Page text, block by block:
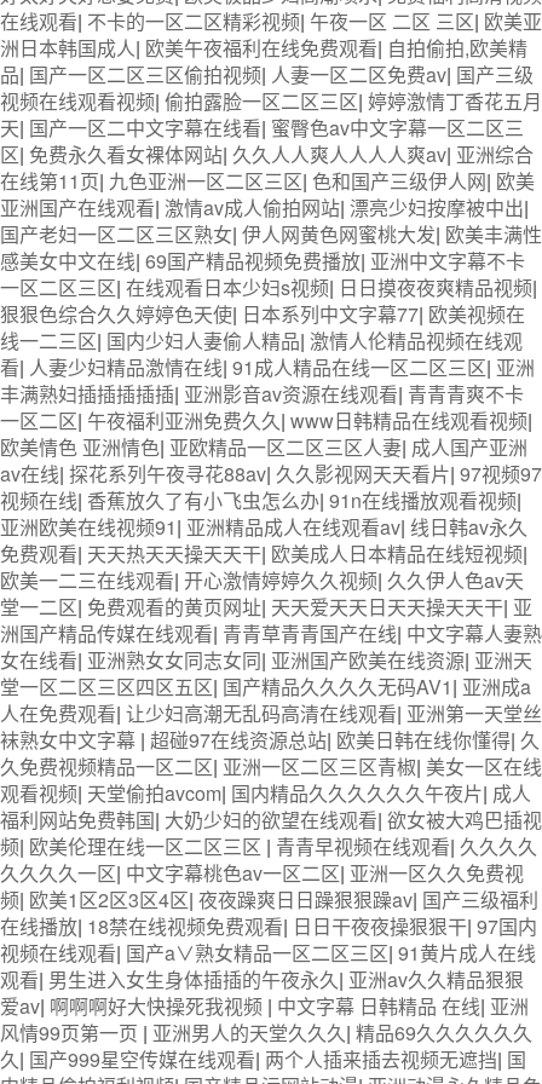
在线观看| 不卡的一区二区精彩视频| 午夜一区 二区 三区| 欧美亚
洲日本韩国成人| 欧美午夜福利在线免费观看| 自拍偷拍,欧美精
品| 国产一区二区三区偷拍视频| 人妻一区二区免费av| 国产三级
视频在线观看视频| 偷拍露脸一区二区三区| 婷婷激情丁香花五月
天| 国产一区二中文字幕在线看| 蜜臀色av中文字幕一区二区三
区| 免费永久看女裸体网站| 久久人人爽人人人人爽av| 亚洲综合
在线第11页| 九色亚洲一区二区三区| 色和国产三级伊人网| 欧美
亚洲国产在线观看| 激情av成人偷拍网站| 漂亮少妇按摩被中出|
国产老妇一区二区三区熟女| 伊人网黄色网蜜桃大发| 欧美丰满性
感美女中文在线| 69国产精品视频免费播放| 亚洲中文字幕不卡
一区二区三区| 在线观看日本少妇s视频| 日日摸夜夜爽精品视频|
狠狠色综合久久婷婷色天使| 日本系列中文字幕77| 欧美视频在
线一二三区| 国内少妇人妻偷人精品| 激情人伦精品视频在线观
看| 人妻少妇精品激情在线| 91成人精品在线一区二区三区| 亚洲
丰满熟妇插插插插插| 亚洲影音av资源在线观看| 青青青爽不卡
一区二区| 午夜福利亚洲免费久久| www日韩精品在线观看视频|
欧美情色 亚洲情色| 亚欧精品一区二区三区人妻| 成人国产亚洲
av在线| 探花系列午夜寻花88av| 久久影视网天天看片| 97视频97
视频在线| 香蕉放久了有小飞虫怎么办| 91n在线播放观看视频|
亚洲欧美在线视频91| 亚洲精品成人在线观看av| 线日韩av永久
免费观看| 天天热天天操天天干| 欧美成人日本精品在线短视频|
欧美一二三在线观看| 开心激情婷婷久久视频| 久久伊人色av天
堂一二区| 免费观看的黄页网址| 天天爱天天日天天操天天干| 亚
洲国产精品传媒在线观看| 青青草青青国产在线| 中文字幕人妻熟
女在线看| 亚洲熟女女同志女同| 亚洲国产欧美在线资源| 亚洲天
堂一区二区三区四区五区| 国产精品久久久久无码AV1| 亚洲成a
人在免费观看| 让少妇高潮无乱码高清在线观看| 亚洲第一天堂丝
袜熟女中文字幕 | 超碰97在线资源总站| 欧美日韩在线你懂得| 久
久免费视频精品一区二区| 亚洲一区二区三区青椒| 美女一区在线
观看视频| 天堂偷拍avcom| 国内精品久久久久久久午夜片| 成人
福利网站免费韩国| 大奶少妇的欲望在线观看| 欲女被大鸡巴插视
频| 欧美伦理在线一区二区三区 | 青青早视频在线观看| 久久久久
久久久久一区| 中文字幕桃色av一区二区| 亚洲一区久久免费视
频| 欧美1区2区3区4区| 夜夜躁爽日日躁狠狠躁av| 国产三级福利
在线播放| 18禁在线视频免费观看| 日日干夜夜操狠狠干| 97国内
视频在线观看| 国产a∨熟女精品一区二区三区| 91黄片成人在线
观看| 男生进入女生身体插插的午夜永久| 亚洲av久久精品狠狠
爱av| 啊啊啊好大快操死我视频 | 中文字幕 日韩精品 在线| 亚洲
风情99页第一页 | 亚洲男人的天堂久久久| 精品69久久久久久久
久| 国产999星空传媒在线观看| 两个人插来插去视频无遮挡| 国